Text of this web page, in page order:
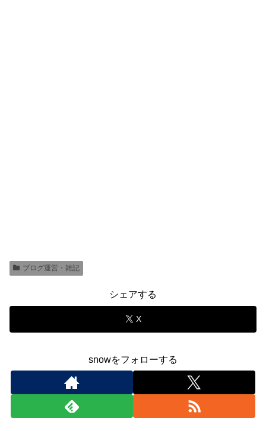
ブログ運営・雑記
シェアする
X
snowをフォローする